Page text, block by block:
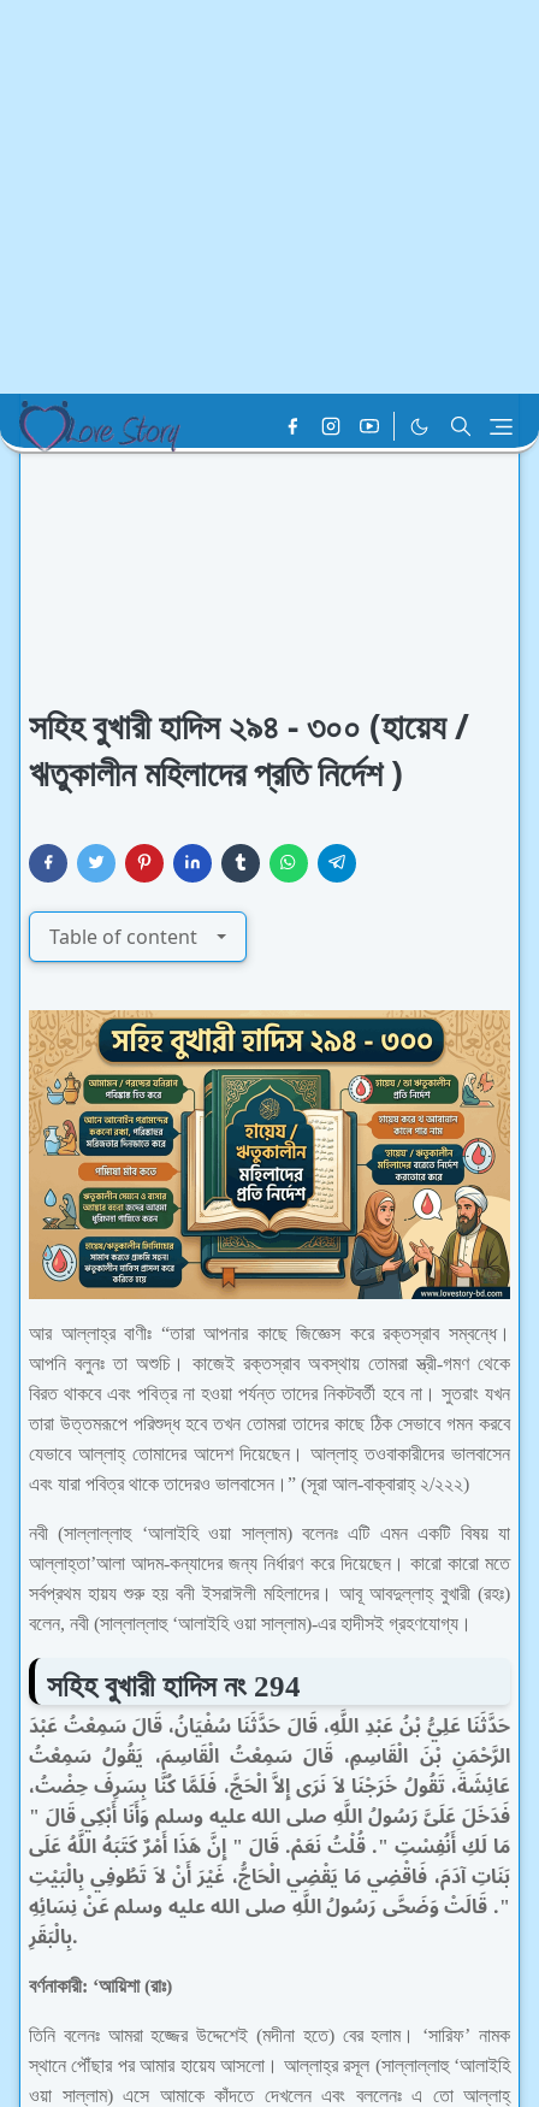
সহিহ বুখারী হাদিস ২৯৪ - ৩০০ (হায়েয /
ঋতুকালীন মহিলাদের প্রতি নির্দেশ )
Table of content
আর আল্লাহ্‌র বাণীঃ “তারা আপনার কাছে জিজ্ঞেস করে রক্তস্রাব সম্বন্ধে।
আপনি বলুনঃ তা অশুচি। কাজেই রক্তস্রাব অবস্থায় তোমরা স্ত্রী-গমণ থেকে
বিরত থাকবে এবং পবিত্র না হওয়া পর্যন্ত তাদের নিকটবর্তী হবে না। সুতরাং যখন
তারা উত্তমরূপে পরিশুদ্ধ হবে তখন তোমরা তাদের কাছে ঠিক সেভাবে গমন করবে
যেভাবে আল্লাহ্ তোমাদের আদেশ দিয়েছেন। আল্লাহ্ তওবাকারীদের ভালবাসেন
এবং যারা পবিত্র থাকে তাদেরও ভালবাসেন।” (সূরা আল-বাক্বারাহ্ ২/২২২)
নবী (সাল্লাল্লাহু ‘আলাইহি ওয়া সাল্লাম) বলেনঃ এটি এমন একটি বিষয় যা
আল্লাহ্‌তা’আলা আদম-কন্যাদের জন্য নির্ধারণ করে দিয়েছেন। কারো কারো মতে
সর্বপ্রথম হায়য শুরু হয় বনী ইসরাঈলী মহিলাদের। আবূ আবদুল্লাহ্‌ বুখারী (রহঃ)
বলেন, নবী (সাল্লাল্লাহু ‘আলাইহি ওয়া সাল্লাম)-এর হাদীসই গ্রহণযোগ্য।
সহিহবুখারী হাদিস নং 294
حَدَّثَنَا عَلِيُّ بْنُ عَبْدِ اللَّهِ، قَالَ حَدَّثَنَا سُفْيَانُ، قَالَ سَمِعْتُ عَبْدَ
الرَّحْمَنِ بْنَ الْقَاسِمِ، قَالَ سَمِعْتُ الْقَاسِمَ، يَقُولُ سَمِعْتُ
عَائِشَةَ، تَقُولُ خَرَجْنَا لاَ نَرَى إِلاَّ الْحَجَّ، فَلَمَّا كُنَّا بِسَرِفَ حِضْتُ،
فَدَخَلَ عَلَىَّ رَسُولُ اللَّهِ صلى الله عليه وسلم وَأَنَا أَبْكِي قَالَ ‏"‏
مَا لَكِ أَنُفِسْتِ ‏"‏‏.‏ قُلْتُ نَعَمْ‏.‏ قَالَ ‏"‏ إِنَّ هَذَا أَمْرٌ كَتَبَهُ اللَّهُ عَلَى
بَنَاتِ آدَمَ، فَاقْضِي مَا يَقْضِي الْحَاجُّ، غَيْرَ أَنْ لاَ تَطُوفِي بِالْبَيْتِ
‏"‏‏.‏ قَالَتْ وَضَحَّى رَسُولُ اللَّهِ صلى الله عليه وسلم عَنْ نِسَائِهِ
بِالْبَقَرِ‏.
বর্ণনাকারী: ‘আয়িশা (রাঃ)
তিনি বলেনঃ আমরা হজ্জের উদ্দেশেই (মদীনা হতে) বের হলাম। ‘সারিফ’ নামক
স্থানে পৌঁছার পর আমার হায়েয আসলো। আল্লাহ্‌র রসূল (সাল্লাল্লাহু ‘আলাইহি
ওয়া সাল্লাম) এসে আমাকে কাঁদতে দেখলেন এবং বললেনঃ এ তো আল্লাহ্‌